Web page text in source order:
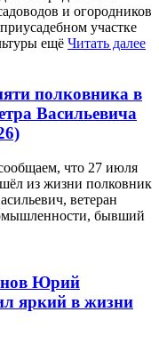
и огородников
участке
ещё Читать далее
полковника в
Васильевича
что 27 июля
из жизни полковник
ветеран
бывший
Юрий
яркий в жизни